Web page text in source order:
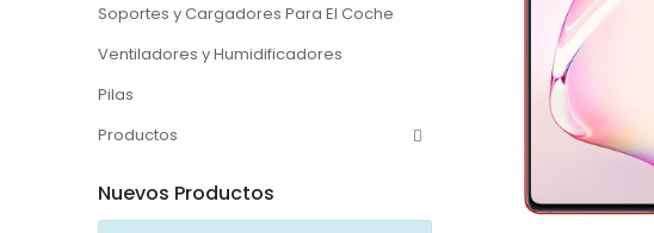
Soportes y Cargadores Para El Coche
Ventiladores y Humidificadores
Pilas
Productos
Nuevos Productos